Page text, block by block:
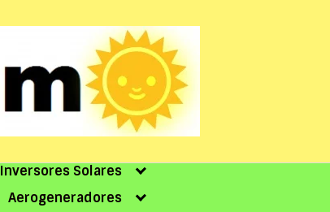
Inversores Solares
Aerogeneradores